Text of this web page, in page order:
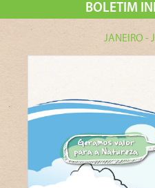
BOLETIM
JANEIRO -